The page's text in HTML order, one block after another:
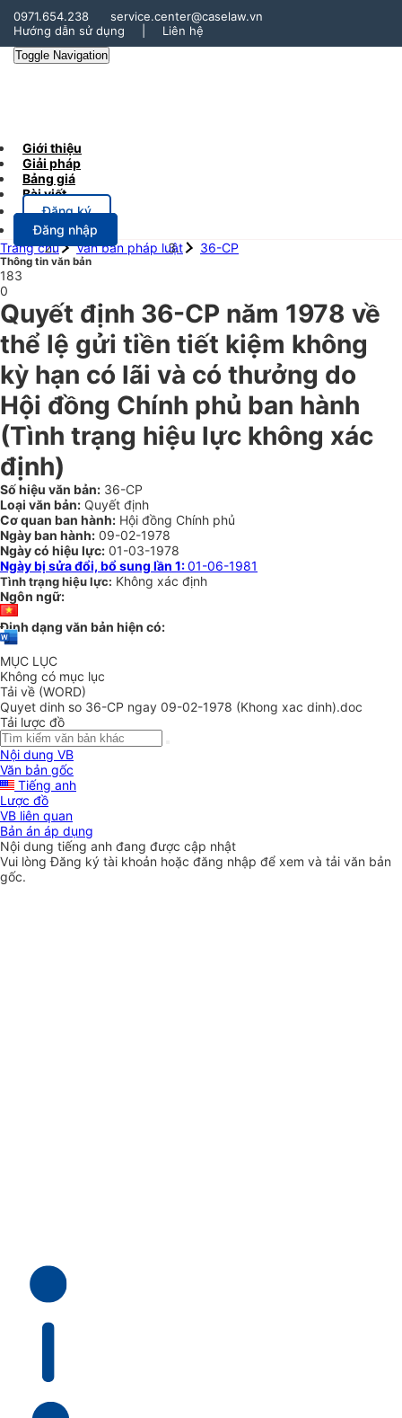
0971.654.238
service.center@caselaw.vn
Hướng dẫn sử dụng
Liên hệ
Toggle Navigation
Giới thiệu
Giải pháp
Bảng giá
Bài viết
Đăng ký
Đăng nhập
Trang chủ
Văn bản pháp luật 36-CP
Thông tin văn bản
183
0
Quyết định 36-CP năm 1978 về
thể lệ gửi tiền tiết kiệm không
kỳ hạn có lãi và có thưởng do
Hội đồng Chính phủ ban hành
(Tình trạng hiệu lực không xác
định)
Số hiệu văn bản: 36-CP
Loại văn bản: Quyết định
Cơ quan ban hành: Hội đồng Chính phủ
Ngày ban hành: 09-02-1978
Ngày có hiệu lực: 01-03-1978
Ngày bị sửa đổi, bổ sung lần 1:01-06-1981
Tình trạng hiệu lực: Không xác định
Ngôn ngữ:
Định dạng văn bản hiện có:
MỤC LỤC
Không có mục lục
Tải về (WORD)
Quyet dinh so 36-CP ngay 09-02-1978 (Khong xac dinh).doc
Tải lược đồ
Nội dung VB
Văn bản gốc
Tiếng anh
Lược đồ
VB liên quan
Bản án áp dụng
Nội dung tiếng anh đang được cập nhật
Vui lòngĐăng ký tài khoản hoặc đăng nhập để xem và tải văn bản
gốc.